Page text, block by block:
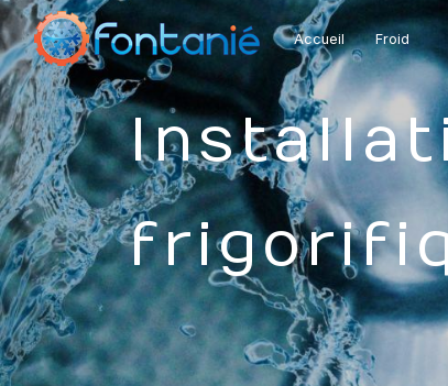
Accueil Froid
Installation et équipement
Panneau de gestion des cookies